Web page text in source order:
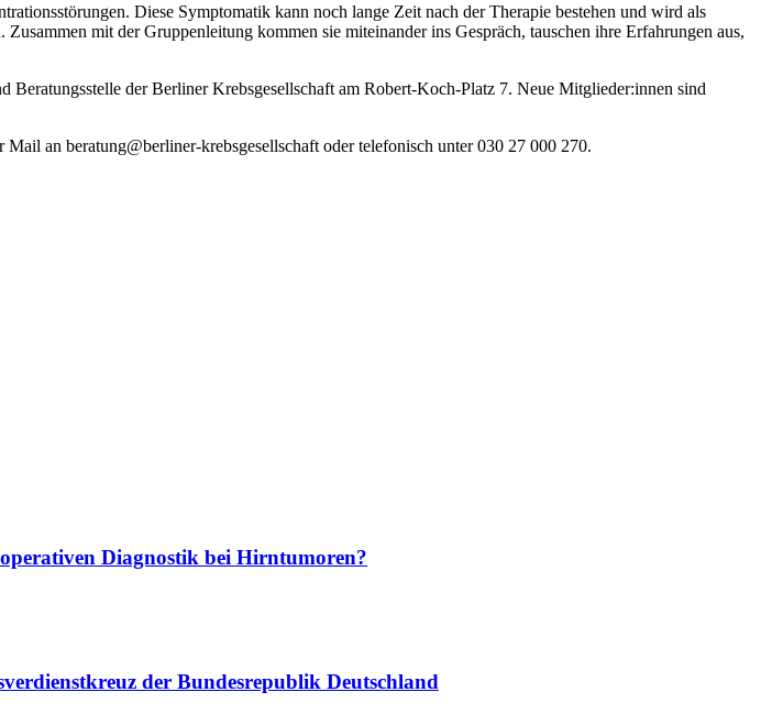
Diese Symptomatik kann noch lange Zeit nach der Therapie bestehen und wird als
mit der Gruppenleitung kommen sie miteinander ins Gespräch, tauschen ihre Erfahrungen aus,
der Berliner Krebsgesellschaft am Robert-Koch-Platz 7. Neue Mitglieder:innen sind
an beratung@berliner-krebsgesellschaft oder telefonisch unter 030 27 000 270.
Diagnostik bei Hirntumoren?
der Bundesrepublik Deutschland